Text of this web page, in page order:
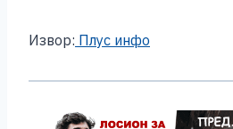
Извор: Плус инфо